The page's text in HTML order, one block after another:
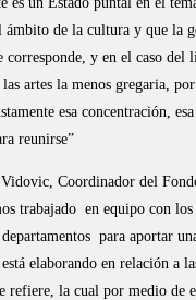
ámbito de la cultura y que la
corresponde, y en el caso del
artes la menos gregaria,
esa concentración,
reunirse”
Coordinador del
trabajado en equipo con los
para aportar
elaborando en relación a
refiere, la cual por medio de